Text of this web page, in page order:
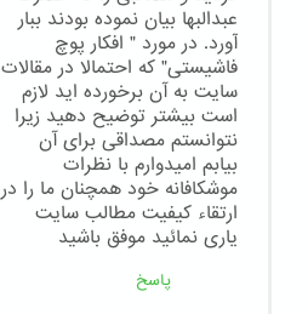
عبدالبها بیان نموده بودند ببار
آورد. در مورد " افکار پوچ
فاشیستی" که احتمالا در مقالات
سایت به آن برخورده اید لازم
است بیشتر توضیح دهید زیرا
نتوانستم مصداقی برای آن
بیابم امیدوارم با نظرات
موشکافانه خود همچنان ما را در
ارتقاء کیفیت مطالب سایت
یاری نمائید موفق باشید
پاسخ